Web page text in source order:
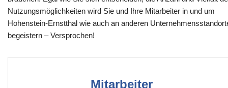
Nutzungsmöglichkeiten wird Sie und Ihre Mitarbeiter in und um
Hohenstein-Ernstthal wie auch an anderen
begeistern – Versprochen!
Mitarbeiter